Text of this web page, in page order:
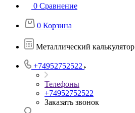
0 Сравнение
0 Корзина
Металлический калькулятор
+74952752522
Телефоны
+74952752522
Заказать звонок